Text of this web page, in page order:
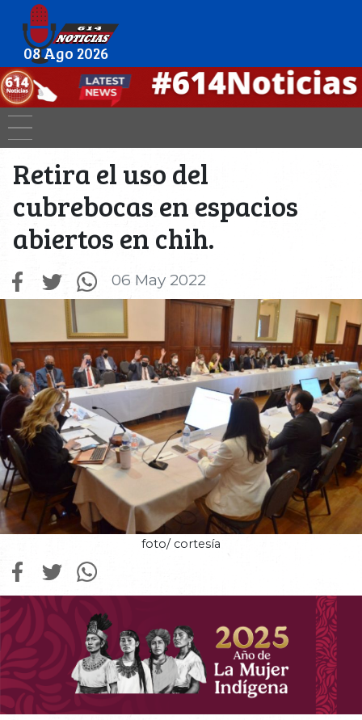
08 Ago 2026
Retira el uso del
cubrebocas en espacios
abiertos en chih.
06 May 2022
foto/ cortesía